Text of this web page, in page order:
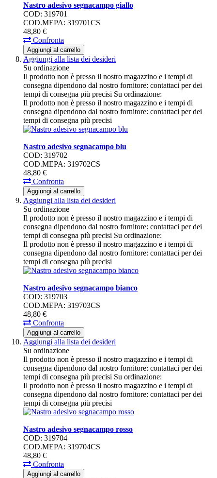
Nastro adesivo segnacampo giallo
COD: 319701
COD.MEPA: 319701CS
48,80 €
Confronta
Aggiungi al carrello
Aggiungi alla lista dei desideri
Su ordinazione
Il prodotto non è presso il nostro magazzino e i tempi di
consegna dipendono dal nostro fornitore: contattaci per dei
tempi di consegna più precisi Su ordinazione:
Il prodotto non è presso il nostro magazzino e i tempi di
consegna dipendono dal nostro fornitore: contattaci per dei
tempi di consegna più precisi
Nastro adesivo segnacampo blu
COD: 319702
COD.MEPA: 319702CS
48,80 €
Confronta
Aggiungi al carrello
Aggiungi alla lista dei desideri
Su ordinazione
Il prodotto non è presso il nostro magazzino e i tempi di
consegna dipendono dal nostro fornitore: contattaci per dei
tempi di consegna più precisi Su ordinazione:
Il prodotto non è presso il nostro magazzino e i tempi di
consegna dipendono dal nostro fornitore: contattaci per dei
tempi di consegna più precisi
Nastro adesivo segnacampo bianco
COD: 319703
COD.MEPA: 319703CS
48,80 €
Confronta
Aggiungi al carrello
Aggiungi alla lista dei desideri
Su ordinazione
Il prodotto non è presso il nostro magazzino e i tempi di
consegna dipendono dal nostro fornitore: contattaci per dei
tempi di consegna più precisi Su ordinazione:
Il prodotto non è presso il nostro magazzino e i tempi di
consegna dipendono dal nostro fornitore: contattaci per dei
tempi di consegna più precisi
Nastro adesivo segnacampo rosso
COD: 319704
COD.MEPA: 319704CS
48,80 €
Confronta
Aggiungi al carrello